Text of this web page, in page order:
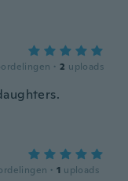
· 2 uploads
· 1 uploads